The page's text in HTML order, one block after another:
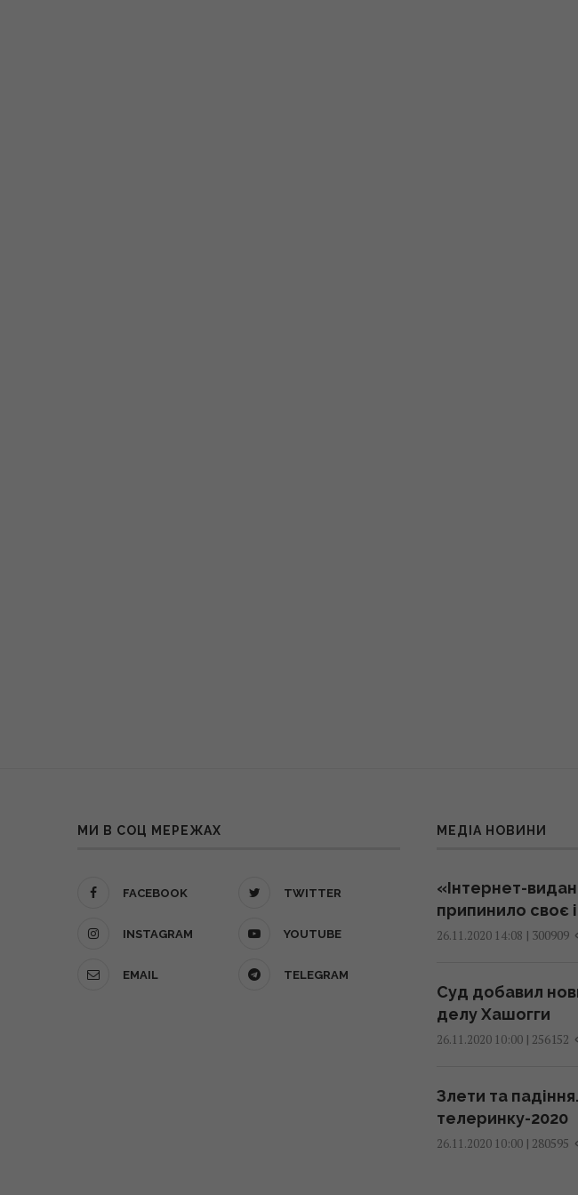
МИ В СОЦ МЕРЕЖАХ
FACEBOOK TWITTER
INSTAGRAM YOUTUBE
EMAIL TELEGRAM
МЕДІА НОВИНИ
«Інтернет-
припинило своє
26.11.2020 14:08 | 300909
Суд добавил
делу Хашогги
26.11.2020 10:00| 256152
Злети та
телеринку-2020
26.11.2020 10:00| 280595